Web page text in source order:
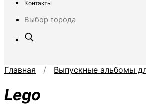
Контакты
Выбор города
Главная / Выпускные альбомы
Lego